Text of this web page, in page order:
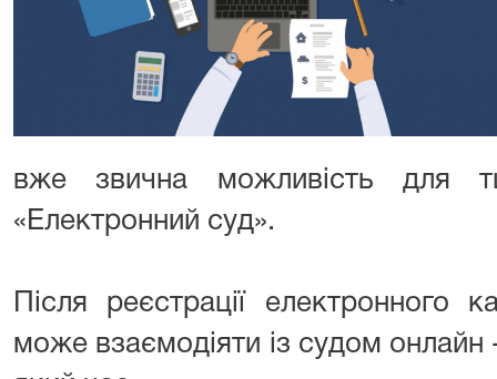
вже звична можливість для
«Електронний суд».
Після реєстрації електронного
може взаємодіяти із судом